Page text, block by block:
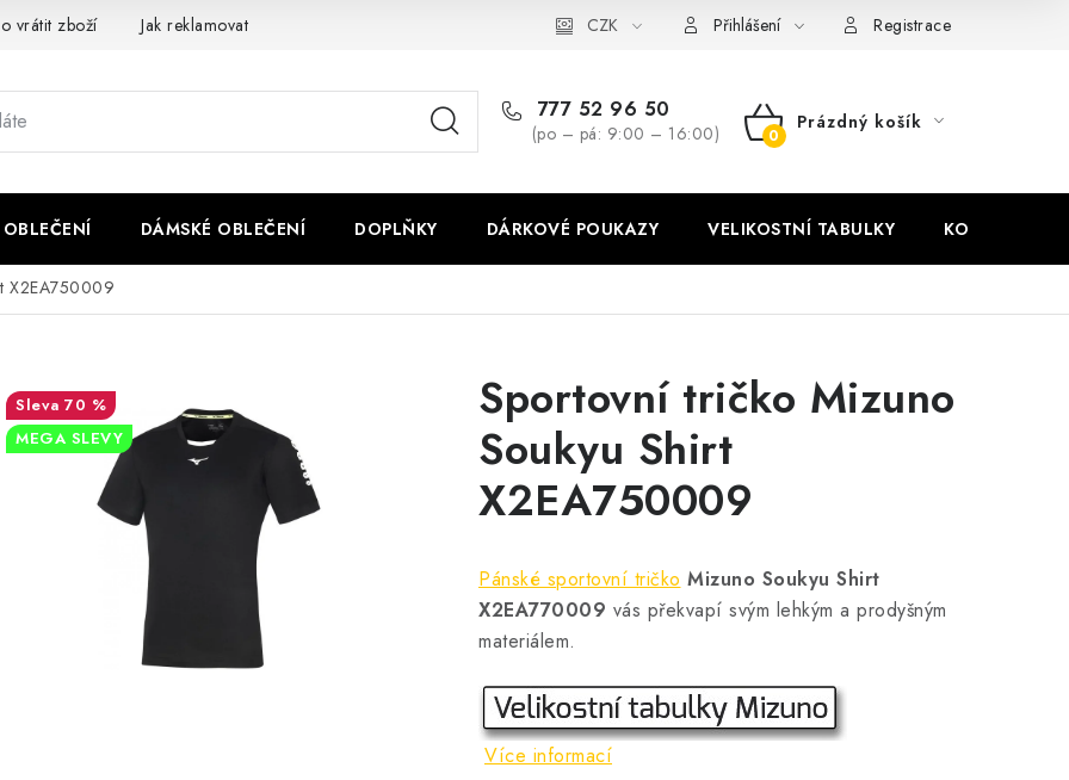
vrátit zboží Jak reklamovat Velikostní tabulky Ochrana osobních údajů Zásady používání
CZK Přihlášení Registrace
777 52 96 50
(po – pá: 9:00 – 16:00)
NÁKUPNÍ
Prázdný košík
DÁMSKÉ OBLEČENÍ DOPLŇKY DÁRKOVÉ POUKAZY VELIKOSTNÍ TABULKY KONTAKT
X2EA750009
Sportovní tričko Mizuno
Soukyu Shirt
X2EA750009
Pánské sportovní tričko Mizuno Soukyu Shirt
X2EA770009 vás překvapí svým lehkým a prodyšným
materiálem.
Více informací
70 %
MEGA SLEVY